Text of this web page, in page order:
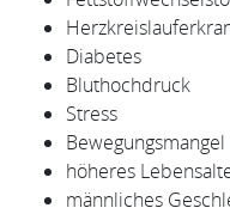
Diabetes
Bluthochdruck
Stress
Bewegungsmangel
höheres
männliches